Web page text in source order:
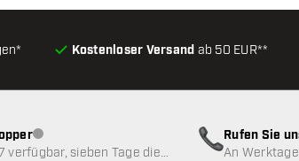
Kostenloser Versand ab 50 EUR**
Kundenservice nicht verfügbar
verfügbar, sieben Tage die
Rufen Sie
An